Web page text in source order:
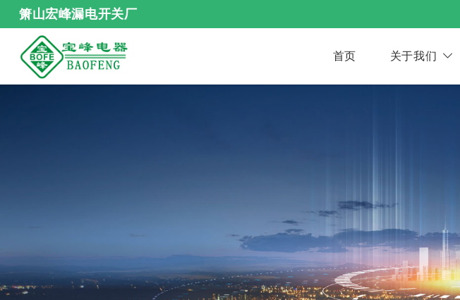
箫山宏峰漏电开关厂
首页 关于我们